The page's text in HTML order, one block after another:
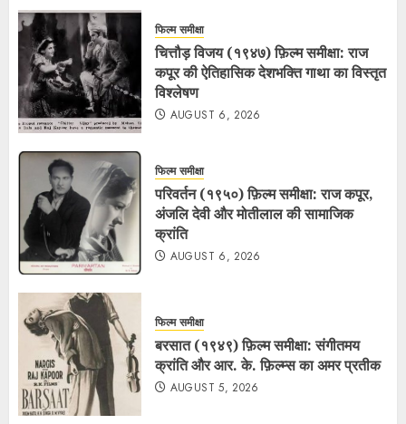
फिल्म समीक्षा
चित्तौड़ विजय (१९४७) फ़िल्म समीक्षा: राज
कपूर की ऐतिहासिक देशभक्ति गाथा का विस्तृत
विश्लेषण
AUGUST 6, 2026
फिल्म समीक्षा
परिवर्तन (१९५०) फ़िल्म समीक्षा: राज कपूर,
अंजलि देवी और मोतीलाल की सामाजिक
क्रांति
AUGUST 6, 2026
फिल्म समीक्षा
बरसात (१९४९) फ़िल्म समीक्षा: संगीतमय
क्रांति और आर. के. फ़िल्म्स का अमर प्रतीक
AUGUST 5, 2026